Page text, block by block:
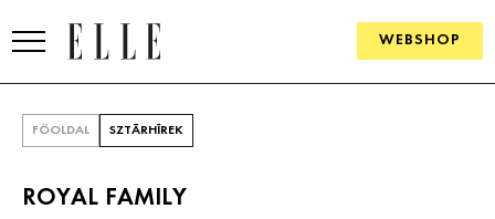
WEBSHOP
FŐOLDAL SZTÁRHÍREK
ROYAL FAMILY